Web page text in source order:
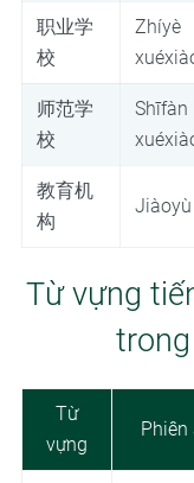
职业学
校
Zhíyè
师范学
校
Shīfàn
教育机
构
Từ vựng
Từ
vựng
Phiên